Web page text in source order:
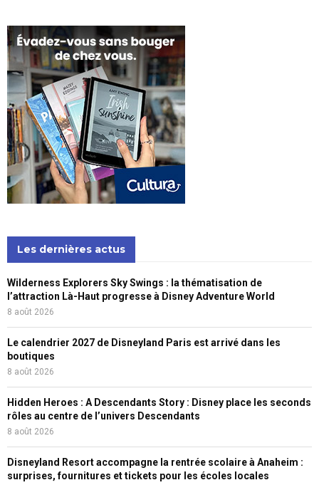
Les dernières actus
Wilderness Explorers Sky Swings : la thématisation de
l’attraction Là-Haut progresse à Disney Adventure World
8 août 2026
Le calendrier 2027 de Disneyland Paris est arrivé dans les
boutiques
8 août 2026
Hidden Heroes : A Descendants Story : Disney place les seconds
rôles au centre de l’univers Descendants
8 août 2026
Disneyland Resort accompagne la rentrée scolaire à Anaheim :
surprises, fournitures et tickets pour les écoles locales